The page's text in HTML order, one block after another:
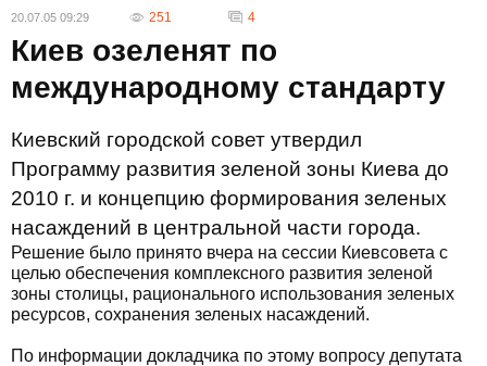
20.07.05 09:29 251 4
Киев озеленят по
международному стандарту
Киевский городской совет утвердил
Программу развития зеленой зоны Киева до
2010 г. и концепцию формирования зеленых
насаждений в центральной части города.
Решение было принято вчера на сессии Киевсовета с
целью обеспечения комплексного развития зеленой
зоны столицы, рационального использования зеленых
ресурсов, сохранения зеленых насаждений.
По информации докладчика по этому вопросу депутата